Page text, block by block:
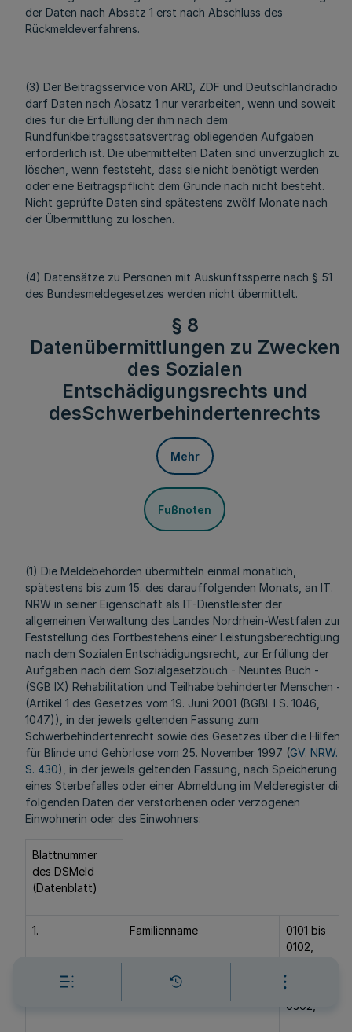
der Daten nach Absatz 1 erst nach Abschluss des
Rückmeldeverfahrens.
(3) Der Beitragsservice von ARD, ZDF und Deutschlandradio
darf Daten nach Absatz 1 nur verarbeiten, wenn und soweit
dies für die Erfüllung der ihm nach dem
Rundfunkbeitragsstaatsvertrag obliegenden Aufgaben
erforderlich ist. Die übermittelten Daten sind unverzüglich zu
löschen, wenn feststeht, dass sie nicht benötigt werden
oder eine Beitragspflicht dem Grunde nach nicht besteht.
Nicht geprüfte Daten sind spätestens zwölf Monate nach
der Übermittlung zu löschen.
(4) Datensätze zu Personen mit Auskunftssperre nach § 51
des Bundesmeldegesetzes werden nicht übermittelt.
§ 8
Datenübermittlungen zu Zwecken
des Sozialen
Entschädigungsrechts und
desSchwerbehindertenrechts
Mehr
Fußnoten
(1) Die Meldebehörden übermitteln einmal monatlich,
spätestens bis zum 15. des darauffolgenden Monats, an IT.
NRW in seiner Eigenschaft als IT-Dienstleister der
allgemeinen Verwaltung des Landes Nordrhein-Westfalen zur
Feststellung des Fortbestehens einer Leistungsberechtigung
nach dem Sozialen Entschädigungsrecht, zur Erfüllung der
Aufgaben nach dem Sozialgesetzbuch - Neuntes Buch -
(SGB IX) Rehabilitation und Teilhabe behinderter Menschen -
(Artikel 1 des Gesetzes vom 19. Juni 2001 (BGBl. I S. 1046,
1047)), in der jeweils geltenden Fassung zum
Schwerbehindertenrecht sowie des Gesetzes über die Hilfen
für Blinde und Gehörlose vom 25. November 1997 (GV. NRW.
S. 430), in der jeweils geltenden Fassung, nach Speicherung
eines Sterbefalles oder einer Abmeldung im Melderegister die
folgenden Daten der verstorbenen oder verzogenen
Einwohnerin oder des Einwohners:
Blattnummer
des DSMeld
(Datenblatt)
1. Familienname
0101 bis
0102,
Vornamen
0301,
0302,